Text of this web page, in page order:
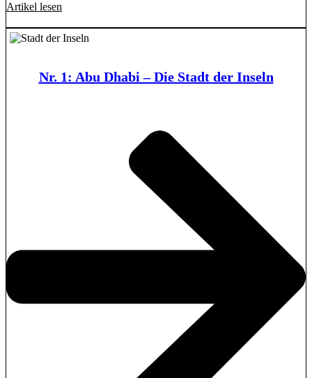
Artikel lesen
Nr. 1: Abu Dhabi – Die Stadt der Inseln